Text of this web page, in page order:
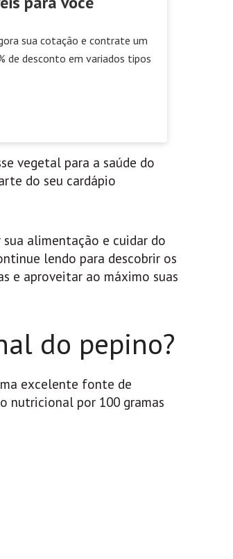
sua cotação e contrate um
de desconto em variados tipos
vegetal para a saúde do
do seu cardápio
alimentação e cuidar do
lendo para descobrir os
e aproveitar ao máximo suas
do pepino?
excelente fonte de
nutricional por 100 gramas